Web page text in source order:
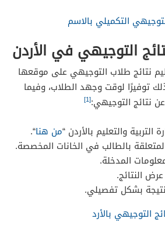
التكميلي بالاسم
التوجيهي في الأردن
نتائج طلاب التوجيهي على موقعها
توفيرًا لوقت وجهد الطلاب، وفيما
نتائج التوجيهي:[1]
التربية والتعليم بالأردن “من هنا“
.
بالطالب في الخانات المخصصة.
المدخلة.
النتائج.
بشكل تفصيلي.
التوجيهي بالأرد